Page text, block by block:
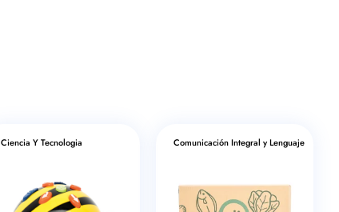
Ciencia Y Tecnologia Comunicación Integral y Lenguaje